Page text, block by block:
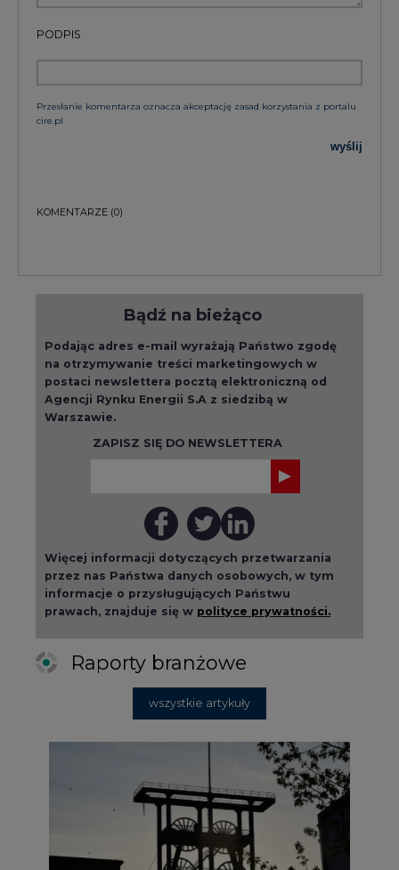
Przesłanie komentarza oznacza akceptację zasad korzystania z portalu
Podając adres e-mail wyrażają Państwo zgodę
na otrzymywanie treści marketingowych w
postaci newslettera pocztą elektroniczną od
Agencji Rynku Energii S.A z siedzibą w
Warszawie.
ZAPISZ SIĘ DO NEWSLETTERA
Więcej informacji dotyczących przetwarzania
przez nas Państwa danych osobowych, w tym
informacje o przysługujących Państwu
prawach, znajduje się w polityce prywatności.
Raporty branżowe
2026-08-01 14:30
Czy na Górnym Śląsku będzie "życie
po węglu"? (raport)